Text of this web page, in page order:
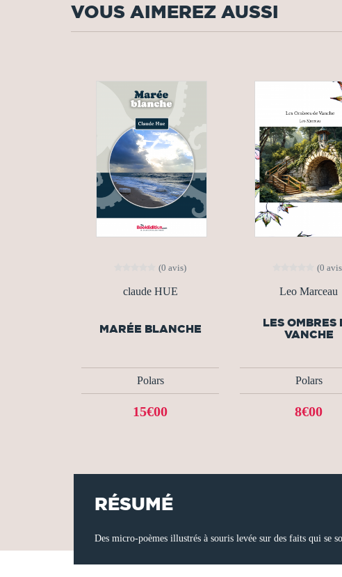
VOUS AIMEREZ AUSSI
(0 avis)
claude HUE
MARÉE BLANCHE
Polars
15€00
(0
Leo Marceau
LES OMBRES
VANCHE
Polars
8€00
RÉSUMÉ
Des micro-poèmes illustrés à souris levée sur des faits qui se